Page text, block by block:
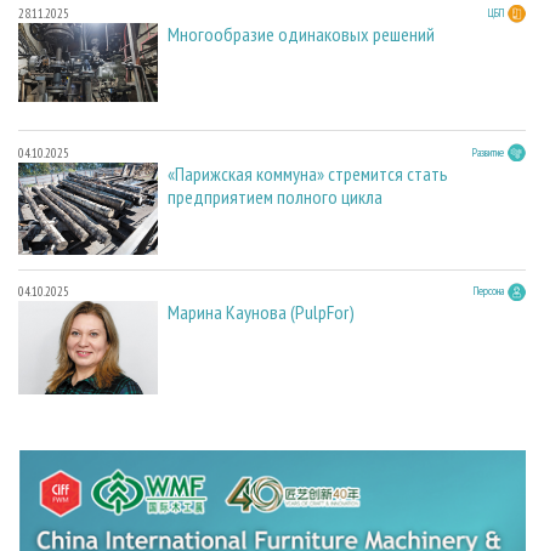
28.11.2025 ЦБП
Многообразие одинаковых решений
04.10.2025 Развитие
«Парижская коммуна» стремится стать
предприятием полного цикла
04.10.2025 Персона
Марина Каунова (PulpFor)